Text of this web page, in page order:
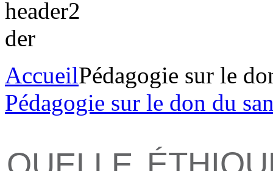
AccueilPédagogie sur le
Pédagogie sur le don du